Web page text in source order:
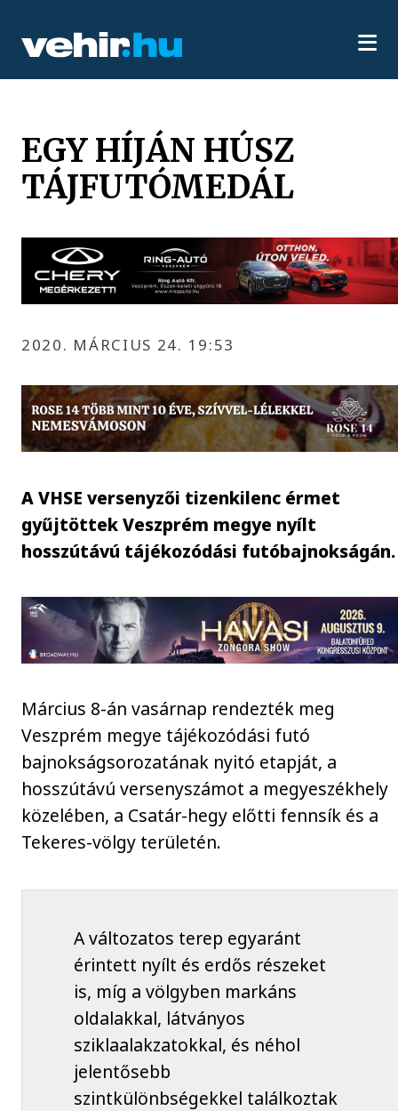
EGY HÍJÁN HÚSZ
TÁJFUTÓMEDÁL
2020. MÁRCIUS 24. 19:53
A VHSE versenyzői tizenkilenc érmet
gyűjtöttek Veszprém megye nyílt
hosszútávú tájékozódási futóbajnokságán.
Március 8-án vasárnap rendezték meg
Veszprém megye tájékozódási futó
bajnokságsorozatának nyitó etapját, a
hosszútávú versenyszámot a megyeszékhely
közelében, a Csatár-hegy előtti fennsík és a
Tekeres-völgy területén.
A változatos terep egyaránt
érintett nyílt és erdős részeket
is, míg a völgyben markáns
oldalakkal, látványos
sziklaalakzatokkal, és néhol
jelentősebb
szintkülönbségekkel találkoztak